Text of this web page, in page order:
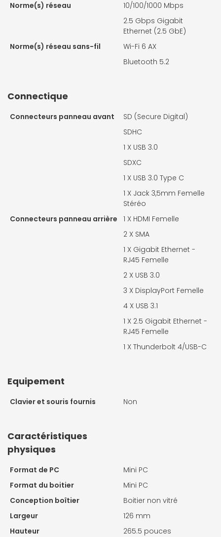
Norme(s) réseau
10/100/1000 Mbps
2.5 Gbps Gigabit
Ethernet (2.5 GbE)
Norme(s) réseau sans-fil
Wi-Fi 6 AX
Bluetooth 5.2
Connectique
Connecteurs panneau avant
SD (Secure Digital)
SDHC
1 X USB 3.0
SDXC
1 X USB 3.0 Type C
1 X Jack 3,5mm Femelle
Stéréo
Connecteurs panneau arrière
1 X HDMI Femelle
2 X SMA
1 X Gigabit Ethernet -
RJ45 Femelle
2 X USB 3.0
3 X DisplayPort Femelle
4 X USB 3.1
1 X 2.5 Gigabit Ethernet -
RJ45 Femelle
1 X Thunderbolt 4/USB-C
Equipement
Clavier et souris fournis Non
Caractéristiques
physiques
Format de PC
Mini PC
Format du boitier
Mini PC
Conception boîtier
Boitier non vitré
Largeur
126 mm
Hauteur
265.5 pouces